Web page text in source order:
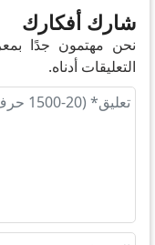
شارك أفكارك
نحن مهتمون جدًا
التعليقات أدناه.